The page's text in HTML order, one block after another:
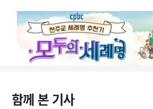
함께 본 기사